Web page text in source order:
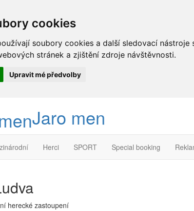
cookies
soubory cookies a další sledovací
stránek a zjištění zdroje návštěvnosti.
Upravit mé předvolby
Jaro men
Herci SPORT Special booking
herecké zastoupení